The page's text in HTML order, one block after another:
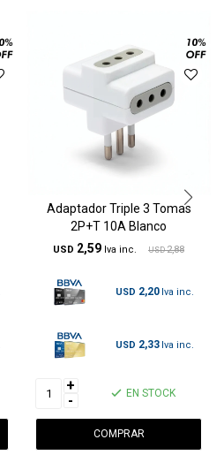
Adaptador Triple 3 Tomas
2P+T 10A Blanco
USD 2,59 USD 2,88
USD 2,20
USD 2,33
+
-
EN STOCK